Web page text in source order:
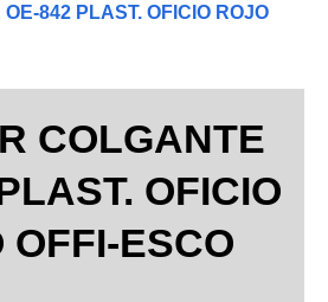
842 PLAST. OFICIO ROJO
COLGANTE
OFICIO
OFFI-ESCO